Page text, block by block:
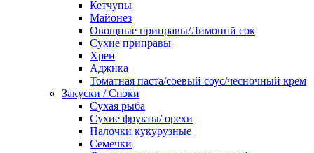
Кетчупы
Майонез
Овощные приправы/Лимоннй сок
Сухие приправы
Хрен
Аджика
Томатная паста/соевый соус/чесночный крем
Закуски / Снэки
Сухая рыба
Сухие фрукты/ орехи
Палочки кукурузные
Семечки